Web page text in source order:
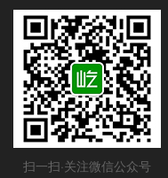
扫一扫·关注微信公众号